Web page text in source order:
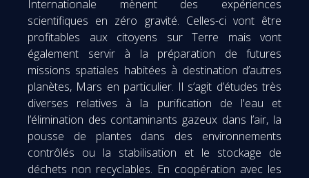
Internationale mènent des expériences
scientifiques en zéro gravité. Celles-ci vont être
profitables aux citoyens sur Terre mais vont
également servir à la préparation de futures
missions spatiales habitées à destination d’autres
planètes, Mars en particulier. Il s’agit d’études très
diverses relatives à la purification de l'eau et
l’élimination des contaminants gazeux dans l’air, la
pousse de plantes dans des environnements
contrôlés ou la stabilisation et le stockage de
déchets non recyclables. En coopération avec les